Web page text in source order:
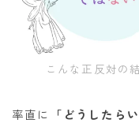
こんな正反対の
率直に 「どうしたら